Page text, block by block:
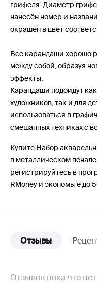
грифеля. Диаметр
нанесён номер и
окрашен в цвет
Все карандаши хорошо
между собой, образуя
эффекты.
Карандаши подойдут
художников, так и для
использоваться в
смешанных техниках с
Купите Набор
в металлическом
регистрируйтесь в
RMoney и экономьте до
Отзывы
Отзывов пока что нет